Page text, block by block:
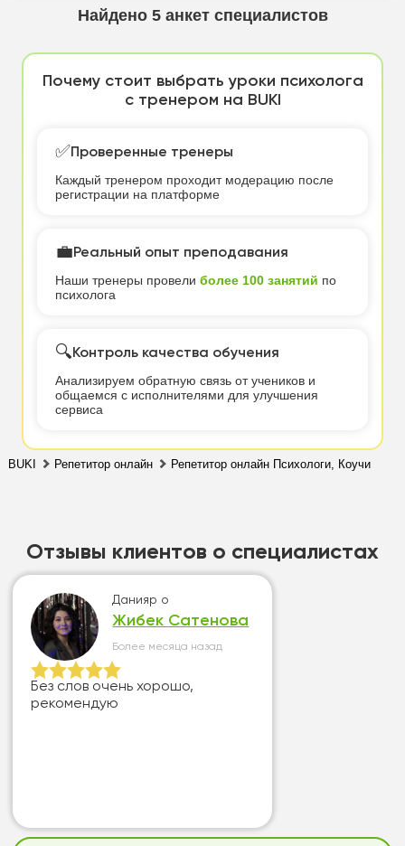
Найдено 5 анкет специалистов
Почему стоит выбрать уроки психолога
с тренером на BUKI
✅Проверенные тренеры
Каждый тренером проходит модерацию после
регистрации на платформе
💼Реальный опыт преподавания
Наши тренеры провели более 100 занятий по
психолога
🔍Контроль качества обучения
Анализируем обратную связь от учеников и
общаемся с исполнителями для улучшения
сервиса
BUKI Репетитор онлайн Репетитор онлайн Психологи, Коучи
Отзывы клиентов о специалистах
Данияр о
Жибек Сатенова
Более месяца назад
Без слов очень хорошо,
рекомендую